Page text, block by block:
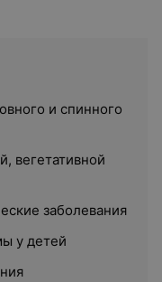
и спинного
вегетативной
заболевания
у детей